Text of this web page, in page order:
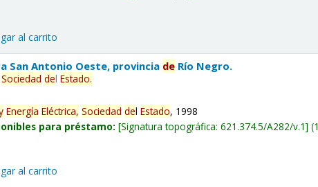
al carrito
San Antonio Oeste, provincia de Río Negro.
Sociedad delEstado.
Energía Eléctrica, Sociedad delEstado, 1998
para préstamo: Signatura topográfica:621.374.5/A282/v.1
al carrito